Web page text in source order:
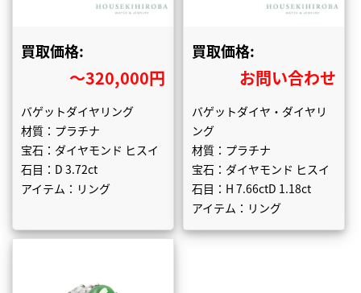
買取価格:
〜320,000円
バゲットダイヤリング
材質：プラチナ
宝石：ダイヤモンド ヒスイ
石目：D 3.72ct
アイテム：リング
買取価格:
お問い合わせ
バゲットダイヤ・ダイヤリ
ング
材質：プラチナ
宝石：ダイヤモンド ヒスイ
石目：H 7.66ctD 1.18ct
アイテム：リング